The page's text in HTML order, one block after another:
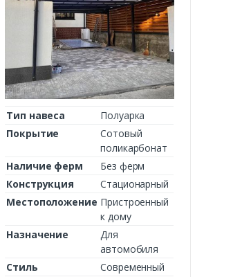
Тип навеса
Полуарка
Покрытие
Сотовый
поликарбонат
Наличие ферм
Без ферм
Конструкция
Стационарный
Местоположение Пристроенный
к дому
Назначение
Для
автомобиля
Стиль
Современный